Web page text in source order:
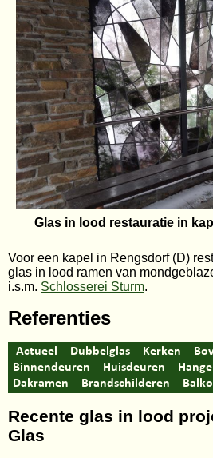
Glas in lood restauratie in
Voor een kapel in Rengsdorf (D)
glas in lood ramen van
i.s.m. Schlosserei Sturm.
Referenties
Actueel Dubbelglas Kerken
Binnendeuren
Huisdeuren
Dakramen
Brandschilderen
Recente glas in lood
Glas